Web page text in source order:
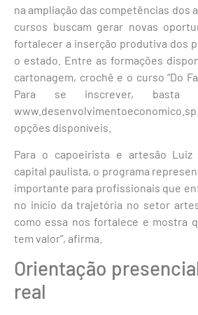
na ampliação das competências dos
cursos buscam gerar novas
fortalecer a inserção produtiva dos
o estado. Entre as formações
cartonagem, crochê e o curso “Do
Para se inscrever, basta
opções disponíveis.
Para o capoeirista e artesão Luiz
capital paulista, o programa
importante para profissionais que
no início da trajetória no setor
como essa nos fortalece e mostra
tem valor”, afirma.
Orientação
real